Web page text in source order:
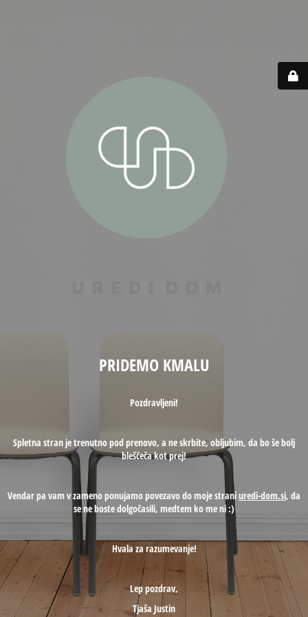
PRIDEMO KMALU
Pozdravljeni!
Spletna stran je trenutno pod prenovo, a ne skrbite, obljubim, da bo še bolj
bleščeča kot prej!
Vendar pa vam v zameno ponujamo povezavo do moje straniuredi-dom.si, da
se ne boste dolgočasili, medtem ko me ni :)
Hvala za razumevanje!
Lep pozdrav,
Tjaša Justin